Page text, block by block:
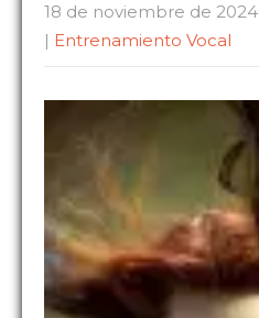
18 de noviembre de 2024
| Entrenamiento Vocal